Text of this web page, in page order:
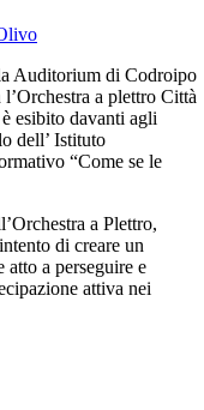
Auditorium di Codroipo
a plettro Città
esibito davanti agli
dell’ Istituto
“Come se le
a Plettro,
di creare un
a perseguire e
attiva nei